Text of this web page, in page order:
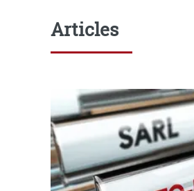
Articles